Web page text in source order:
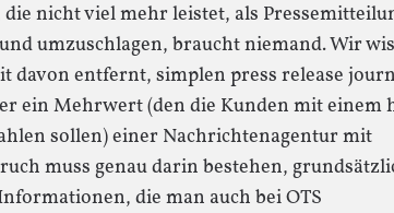
nicht viel mehr leistet, als
umzuschlagen, braucht niemand. Wir
davon entfernt, simplen press release
ein Mehrwert (den die Kunden mit einem
sollen) einer Nachrichtenagentur mit
muss genau darin bestehen,
die man auch bei OTS